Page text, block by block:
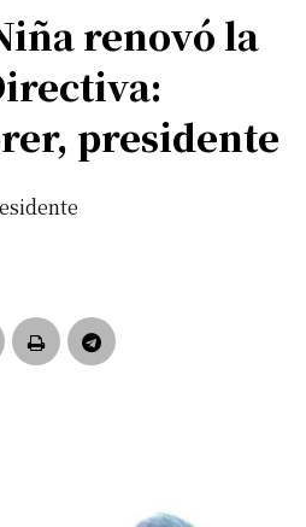
renovó la
presidente